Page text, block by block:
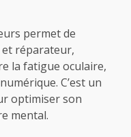
permet de
réparateur,
la fatigue oculaire,
C’est un
optimiser son
mental.